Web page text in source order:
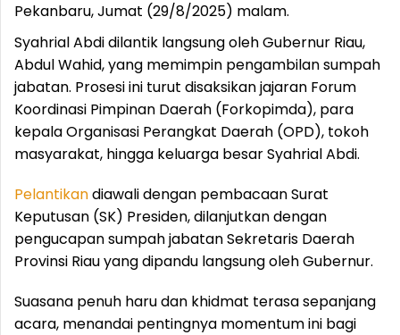
Pekanbaru, Jumat (29/8/2025) malam.
Syahrial Abdi dilantik langsung oleh Gubernur Riau,
Abdul Wahid, yang memimpin pengambilan sumpah
jabatan. Prosesi ini turut disaksikan jajaran Forum
Koordinasi Pimpinan Daerah (Forkopimda), para
kepala Organisasi Perangkat Daerah (OPD), tokoh
masyarakat, hingga keluarga besar Syahrial Abdi.
Pelantikandiawali dengan pembacaan Surat
Keputusan (SK) Presiden, dilanjutkan dengan
pengucapan sumpah jabatan Sekretaris Daerah
Provinsi Riau yang dipandu langsung oleh Gubernur.
Suasana penuh haru dan khidmat terasa sepanjang
acara, menandai pentingnya momentum ini bagi